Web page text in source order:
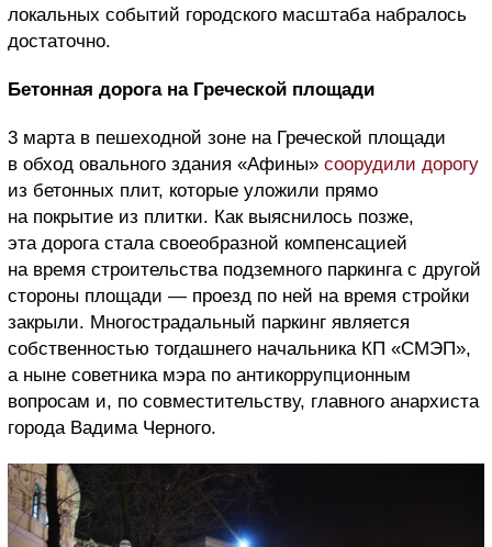
локальных событий городского масштаба набралось
достаточно.
Бетонная дорога на Греческой площади
3 марта в пешеходной зоне на Греческой площади
в обход овального здания «Афины» соорудили дорогу
из бетонных плит, которые уложили прямо
на покрытие из плитки. Как выяснилось позже,
эта дорога стала своеобразной компенсацией
на время строительства подземного паркинга с другой
стороны площади — проезд по ней на время стройки
закрыли. Многострадальный паркинг является
собственностью тогдашнего начальника КП «СМЭП»,
а ныне советника мэра по антикоррупционным
вопросам и, по совместительству, главного анархиста
города Вадима Черного.